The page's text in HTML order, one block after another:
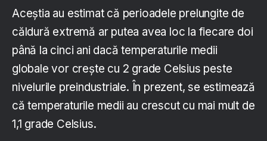
Aceștia au estimat că perioadele prelungite de
căldură extremă ar putea avea loc la fiecare doi
până la cinci ani dacă temperaturile medii
globale vor crește cu 2 grade Celsius peste
nivelurile preindustriale. În prezent, se estimează
că temperaturile medii au crescut cu mai mult de
1,1 grade Celsius.